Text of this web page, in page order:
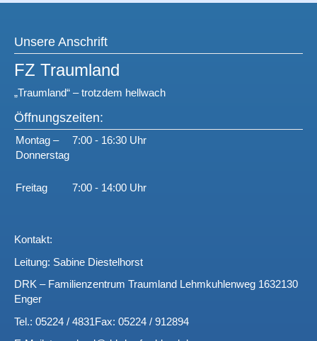
Unsere Anschrift
FZ Traumland
„Traumland“ – trotzdem hellwach
Öffnungszeiten:
Montag –
Donnerstag
7:00 - 16:30 Uhr
Freitag 7:00 - 14:00 Uhr
Kontakt:
Leitung: Sabine Diestelhorst
DRK – Familienzentrum Traumland Lehmkuhlenweg 1632130
Enger
Tel.: 05224 / 4831Fax: 05224 / 912894